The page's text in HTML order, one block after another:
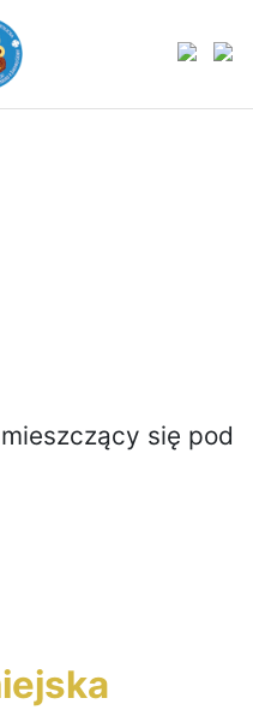
mieszczący się pod